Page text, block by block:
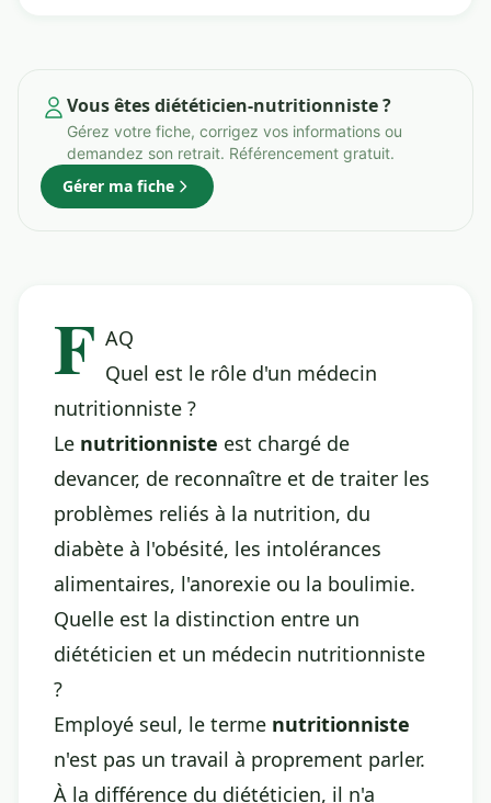
Vous êtes diététicien-nutritionniste ?
Gérez votre fiche, corrigez vos informations ou
demandez son retrait. Référencement gratuit.
Gérer ma fiche
F AQ
Quel est le rôle d'un médecin
nutritionniste ?
Le nutritionniste est chargé de
devancer, de reconnaître et de traiter les
problèmes reliés à la nutrition, du
diabète à l'obésité, les intolérances
alimentaires, l'anorexie ou la boulimie.
Quelle est la distinction entre un
diététicien et un médecin nutritionniste
?
Employé seul, le terme nutritionniste
n'est pas un travail à proprement parler.
À la différence du diététicien, il n'a